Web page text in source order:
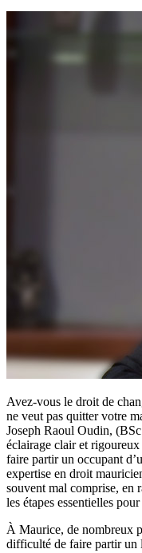
Avez-vous le droit de
ne veut pas quitter votre
Joseph Raoul Oudin,
éclairage clair et
faire partir un occupant
expertise en droit
souvent mal comprise, en
les étapes essentielles
À Maurice, de nombreux
difficulté de faire partir un